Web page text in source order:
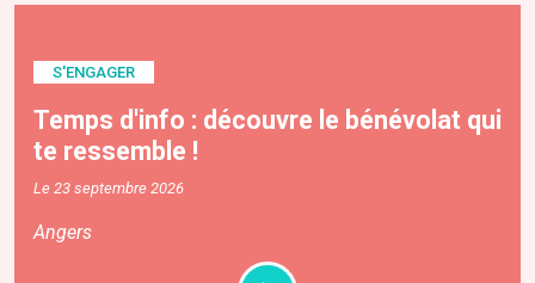
S'ENGAGER
Temps d'info : découvre le bénévolat qui
te ressemble !
Le 23 septembre 2026
Angers